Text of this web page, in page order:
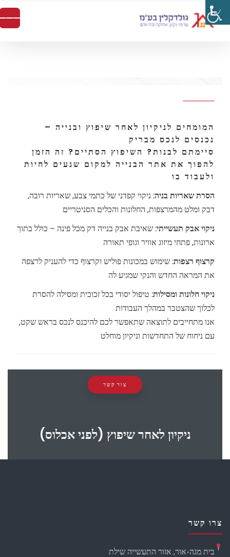
המומחים לניקיון לאחר שיפוץ ובנייה –
נכנסים לנכס מבריק
סיימתם לבנות? השיפוץ הסתיים? זה הזמן
להפוך את אתר הבנייה למקום שנעים לחיות
ולעבוד בו
הסרת שאריות בניה: ניקוי קפדני של כתמי צבע, שאריות רובה,
דבק ומלט מהמרצפות, החלונות והכלים הסניטריים
ניקוי אבק תעשייתי: שאיבת אבק בנייה דק מכל פינה – כולל בתוך
ארונות, פתחי מיזוג אוויר וגופי תאורה
קרצוף רצפות: שימוש במכונות פוליש וקרצוף כדי להעניק לרצפה
את המראה החדש והנקי שמגיע לה
ניקוי חלונות ומסילות: טיפול יסודי בכל זכוכית ומסילה להסרת
לכלוך שהצטבר במהלך העבודות
אנו מתחייבים לתוצאה שתאפשר לכם להיכנס לנכס בראש שקט,
עם ניחוח של התחדשות וניקיון מוחלט
צור קשר
ניקיון לאחר שיפוץ (לפני אכלוס)
צרו קשר
בית מגה-אור, אזור התעשייה שילת